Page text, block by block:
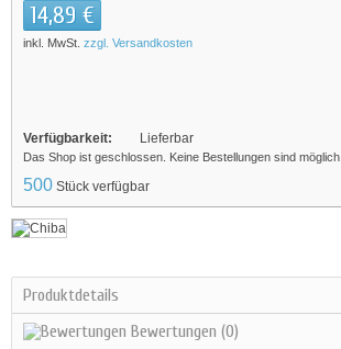
14,89 €
inkl. MwSt. zzgl. Versandkosten
Verfügbarkeit: Lieferbar
Das Shop ist geschlossen. Keine Bestellungen sind möglich.
500 Stück verfügbar
Produktdetails
Bewertungen (0)